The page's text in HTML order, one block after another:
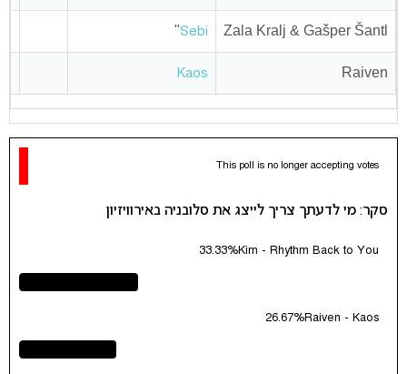
Zala Kralj & Gašper Šantl
Sebi
"
Raiven
Kaos
This poll is no longer accepting votes
סקר: מי לדעתך צריך לייצג את סלובניה באירוויזיון
Kim - Rhythm Back to You
33.33%
Raiven - Kaos
26.67%